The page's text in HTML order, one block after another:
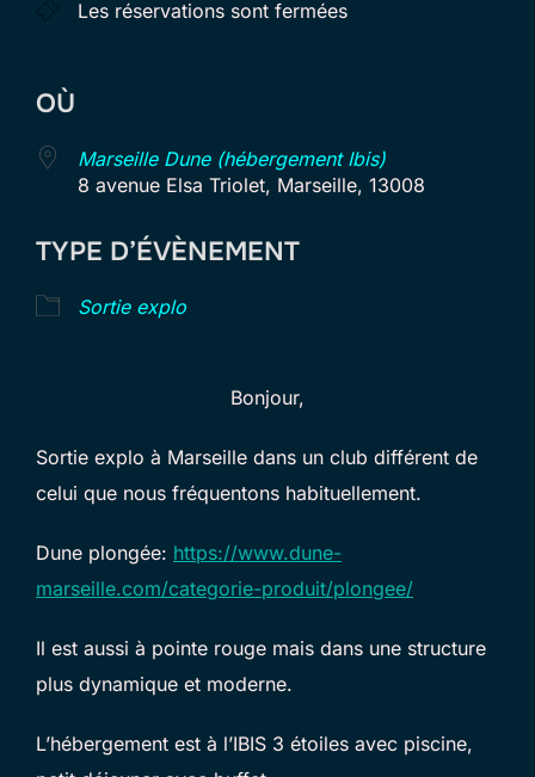
Les réservations sont fermées
OÙ
Marseille Dune (hébergement Ibis)
8 avenue Elsa Triolet, Marseille, 13008
TYPE D’ÉVÈNEMENT
Sortie explo
Bonjour,
Sortie explo à Marseille dans un club différent de
celui que nous fréquentons habituellement.
Dune plongée: https://www.dune-
marseille.com/categorie-produit/plongee/
Il est aussi à pointe rouge mais dans une structure
plus dynamique et moderne.
L’hébergement est à l’IBIS 3 étoiles avec piscine,